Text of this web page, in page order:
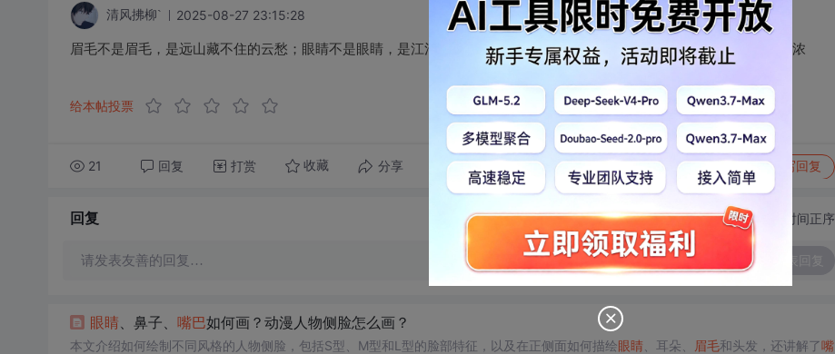
清风拂柳` 2025-08-27 23:15:28
眉毛不是眉毛，是远山藏不住的云愁；眼睛不是眼睛，是江河奔腾汇聚的璀璨；嘴巴也不是嘴巴，是红尘嚣嚣里的忒煞情浓
给本帖投票
21 回复 打赏 收藏 分享 转发到动态 举报 写回复
回复 切换为时间正序
请发表友善的回复…
眼睛、鼻子、 嘴巴如何画？动漫人物侧脸怎么画？
本文介绍如何绘制不同风格的人物侧脸，包括S型、M型和L型的脸部特征，以及在正侧面如何描绘眼睛、耳朵、 眉毛和头发，还讲解了嘴